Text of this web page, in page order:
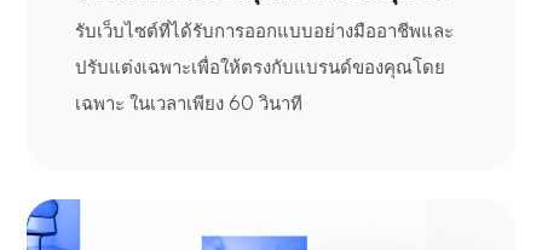
รับเว็บไซต์ที่ได้รับการออกแบบอย่างมืออาชีพและ
ปรับแต่งเฉพาะเพื่อให้ตรงกับแบรนด์ของคุณโดย
เฉพาะ ในเวลาเพียง 60 วินาที